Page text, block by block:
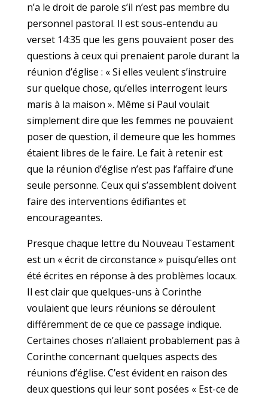
n’a le droit de parole s’il n’est pas membre du
personnel pastoral. Il est sous-entendu au
verset 14:35 que les gens pouvaient poser des
questions à ceux qui prenaient parole durant la
réunion d’église : « Si elles veulent s’instruire
sur quelque chose, qu’elles interrogent leurs
maris à la maison ». Même si Paul voulait
simplement dire que les femmes ne pouvaient
poser de question, il demeure que les hommes
étaient libres de le faire. Le fait à retenir est
que la réunion d’église n’est pas l’affaire d’une
seule personne. Ceux qui s’assemblent doivent
faire des interventions édifiantes et
encourageantes.
Presque chaque lettre du Nouveau Testament
est un « écrit de circonstance » puisqu’elles ont
été écrites en réponse à des problèmes locaux.
Il est clair que quelques-uns à Corinthe
voulaient que leurs réunions se déroulent
différemment de ce que ce passage indique.
Certaines choses n’allaient probablement pas à
Corinthe concernant quelques aspects des
réunions d’église. C’est évident en raison des
deux questions qui leur sont posées « Est-ce de